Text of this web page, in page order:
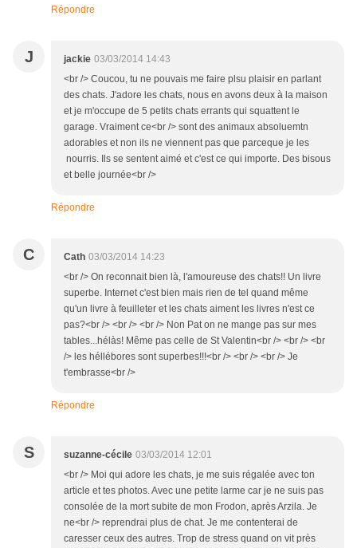
Répondre
J jackie 03/03/2014 14:43
<br /> Coucou, tu ne pouvais me faire plsu plaisir en parlant
des chats. J'adore les chats, nous en avons deux à la maison
et je m'occupe de 5 petits chats errants qui squattent le
garage. Vraiment ce<br /> sont des animaux absoluemtn
adorables et non ils ne viennent pas que parceque je les
nourris. Ils se sentent aimé et c'est ce qui importe. Des bisous
et belle journée<br />
Répondre
C Cath 03/03/2014 14:23
<br /> On reconnait bien là, l'amoureuse des chats!! Un livre
superbe. Internet c'est bien mais rien de tel quand même
qu'un livre à feuilleter et les chats aiment les livres n'est ce
pas?<br /> <br /> <br /> Non Pat on ne mange pas sur mes
tables...hélàs! Même pas celle de St Valentin<br /> <br /> <br
/> les héllébores sont superbes!!!<br /> <br /> <br /> Je
t'embrasse<br />
Répondre
S suzanne-cécile 03/03/2014 12:01
<br /> Moi qui adore les chats, je me suis régalée avec ton
article et tes photos. Avec une petite larme car je ne suis pas
consolée de la mort subite de mon Frodon, après Arzila. Je
ne<br /> reprendrai plus de chat. Je me contenterai de
caresser ceux des autres. Trop de stress quand on vit près